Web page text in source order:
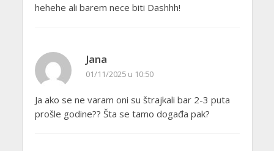
hehehe ali barem nece biti Dashhh!
Jana
01/11/2025 u 10:50
Ja ako se ne varam oni su štrajkali bar 2-3 puta
prošle godine?? Šta se tamo događa pak?